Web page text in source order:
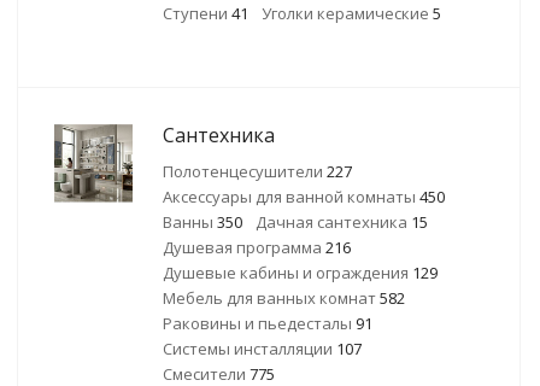
Ступени 41 Уголки керамические 5
Сантехника
Полотенцесушители 227
Аксессуары для ванной комнаты 450
Ванны 350 Дачная сантехника 15
Душевая программа 216
Душевые кабины и ограждения 129
Мебель для ванных комнат582
Раковины и пьедесталы 91
Системы инсталляции 107
Смесители 775